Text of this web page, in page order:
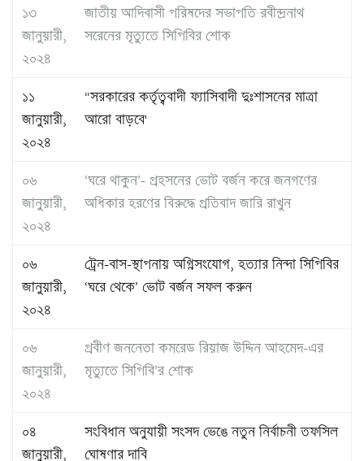
১৩
জানুয়ারী,
২০২৪
জাতীয় আদিবাসী পরিষদের সভাপতি রবীন্দ্রনাথ
সরেনের মৃত্যুতে সিপিবির শোক
১১
জানুয়ারী,
২০২৪
"সরকারের কর্তৃত্ববাদী ফ্যাসিবাদী দুঃশাসনের মাত্রা
আরো বাড়বে'
০৬
জানুয়ারী,
২০২৪
‘ঘরে থাকুন’- প্রহসনের ভোট বর্জন করে জনগণের
অধিকার হরণের বিরুদ্ধে প্রতিবাদ জারি রাখুন
০৬
জানুয়ারী,
২০২৪
ট্রেন-বাস-স্থাপনায় অগ্নিসংযোগ, হত্যার নিন্দা সিপিবির
‘ঘরে থেকে’ ভোট বর্জন সফল করুন
০৬
জানুয়ারী,
২০২৪
প্রবীণ জননেতা কমরেড রিয়াজ উদ্দিন আহমেদ-এর
মৃত্যুতে সিপিবি’র শোক
০৪
জানুয়ারী,
সংবিধান অনুযায়ী সংসদ ভেঙে নতুন নির্বাচনী তফসিল
ঘোষণার দাবি